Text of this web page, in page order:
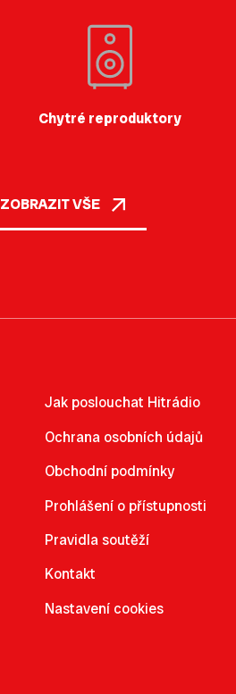
Chytré reproduktory
ZOBRAZIT VŠE
Jak poslouchat Hitrádio
Ochrana osobních údajů
Obchodní podmínky
Prohlášení o přístupnosti
Pravidla soutěží
Kontakt
Nastavení cookies